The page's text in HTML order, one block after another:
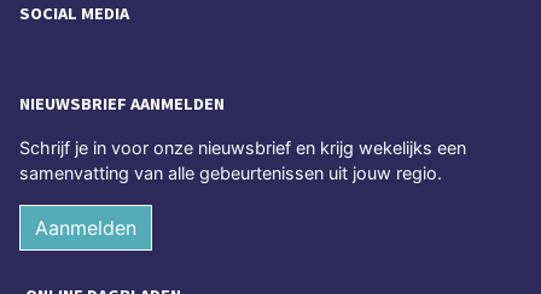
SOCIAL MEDIA
NIEUWSBRIEF AANMELDEN
Schrijf je in voor onze nieuwsbrief en krijg wekelijks een
samenvatting van alle gebeurtenissen uit jouw regio.
Aanmelden